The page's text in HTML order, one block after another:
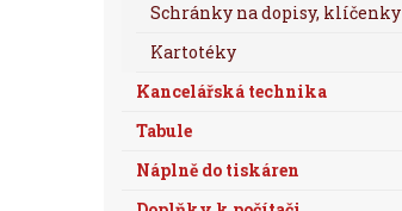
Schránky na dopisy, klíčenky
Kartotéky
Kancelářská technika
Tabule
Náplně do tiskáren